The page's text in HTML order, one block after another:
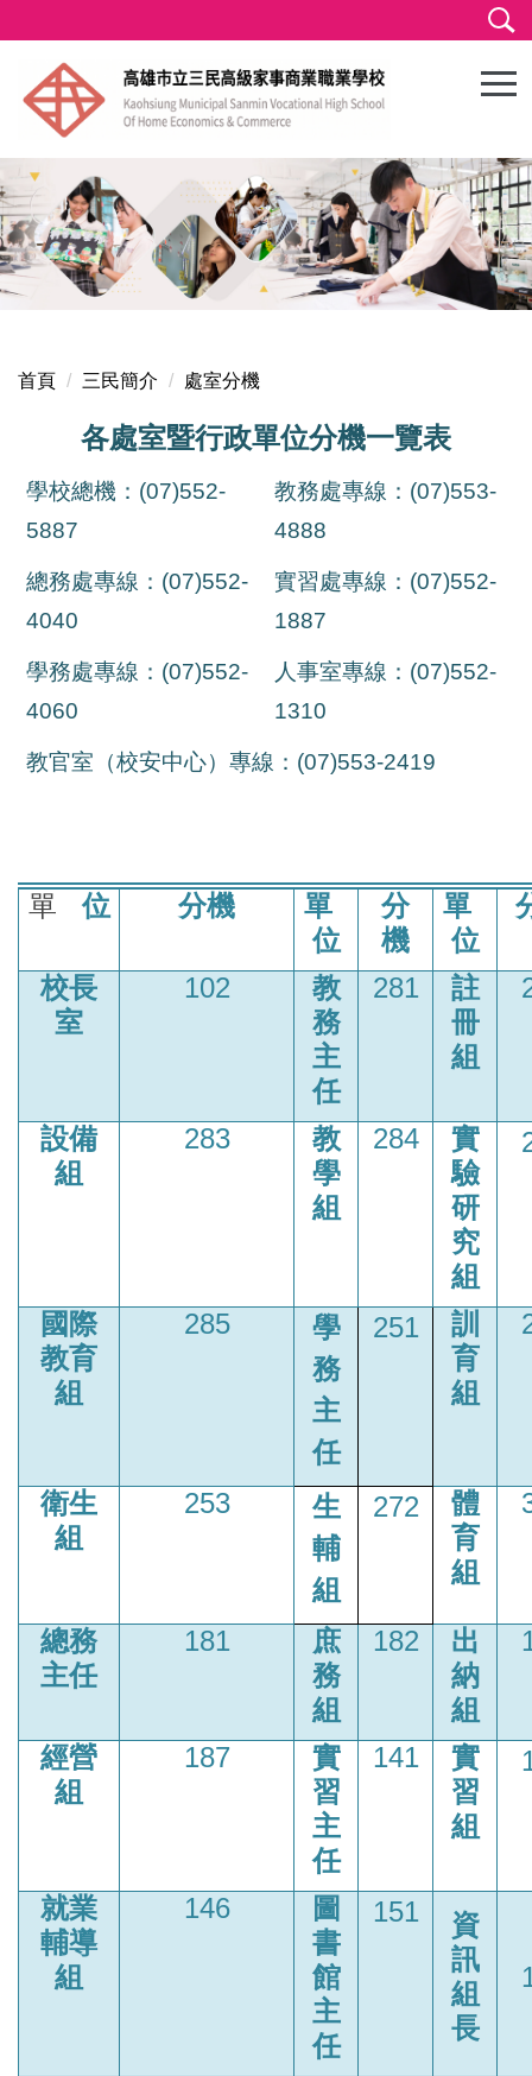
到
要
容
首頁 三民簡介 處室分機
各處室暨行政單位分機一覽表
學校總機：(07)552-
5887
教務處專線：(07)553-
4888
總務處專線：(07)552-
4040
實習處專線：(07)552-
1887
學務處專線：(07)552-
4060
人事室專線：(07)552-
1310
教官室（校安中心）專線：(07)553-2419
單位 分機
單
位
分
機
單
位
校長
室
102
教
務
主
任
281
註
冊
組
設備
組
283
教
學
組
284
實
驗
研
究
組
國際
教育
組
285
學
務
主
任
251
訓
育
組
衛生
組
253
生
輔
組
272
體
育
組
總務
主任
181
庶
務
組
182
出
納
組
經營
組
187
實
習
主
任
141
實
習
組
就業
輔導
組
146
圖
書
館
主
任
151
資
訊
組
長